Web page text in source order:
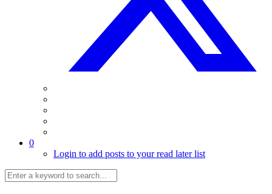
0
Login to add posts to your read later list